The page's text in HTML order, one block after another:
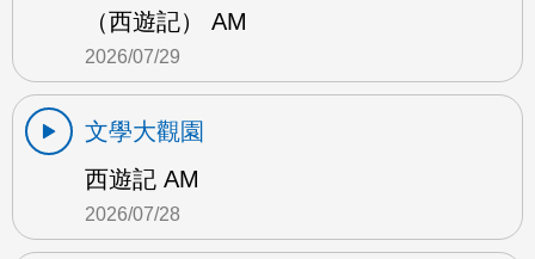
（西遊記） AM
2026/07/29
文學大觀園
西遊記 AM
2026/07/28